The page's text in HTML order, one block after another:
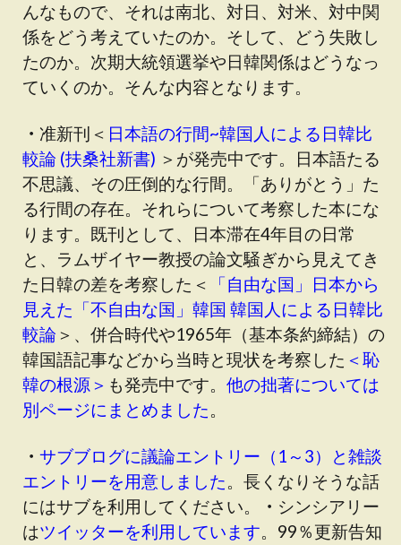
んなもので、それは南北、対日、対米、対中関
係をどう考えていたのか。そして、どう失敗し
たのか。次期大統領選挙や日韓関係はどうなっ
ていくのか。そんな内容となります。
・ 准新刊＜ 日本語の行間~韓国人による日韓比
較論 (扶桑社新書) ＞が発売中です。日本語たる
不思議、その圧倒的な行間。「ありがとう」た
る行間の存在。それらについて考察した本にな
ります。既刊として、日本滞在4年目の日常
と、ラムザイヤー教授の論文騒ぎから見えてき
た日韓の差を考察した＜
「自由な国」日本から
見えた「不自由な国」韓国 韓国人による日韓比
較論 ＞、併合時代や1965年（基本条約締結）の
韓国語記事などから当時と現状を考察した ＜恥
韓の根源＞ も発売中です。 他の拙著については
別ページにまとめました。
・ サブブログに議論エントリー（1～3）と雑談
エントリーを用意しました。長くなりそうな話
にはサブを利用してください。
・ シンシアリー
はツイッターを利用しています。99％更新告知